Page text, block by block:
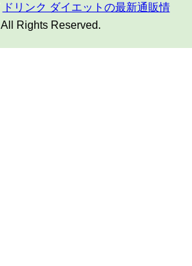
ドリンク ダイエットの最新通販情
All Rights Reserved.